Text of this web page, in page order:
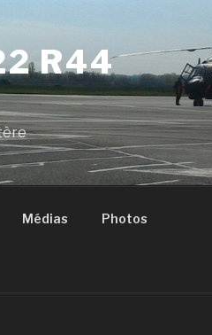
R44
Médias Photos